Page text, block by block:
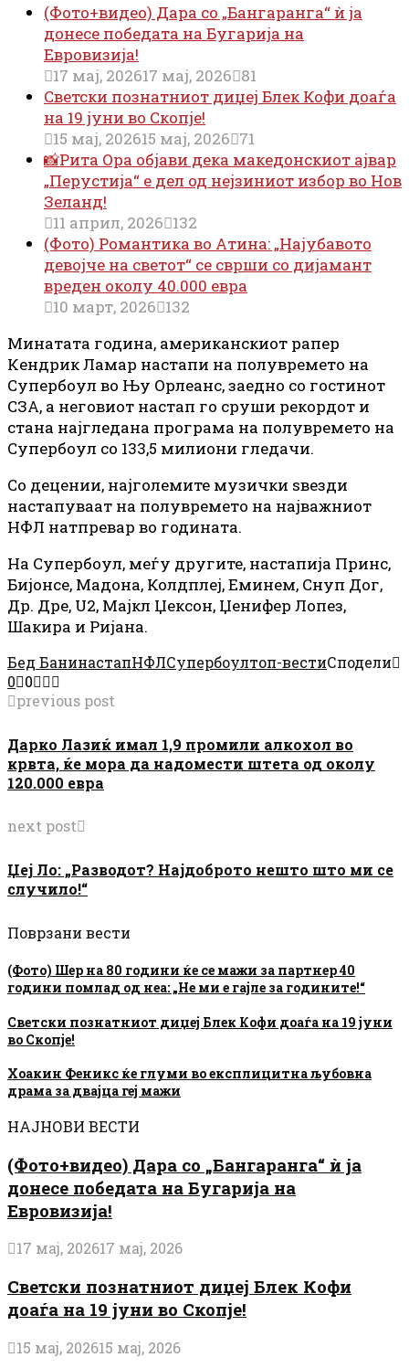
(Фото+видео) Дара со „Бангаранга“ ѝ ја
донесе победата на Бугарија на
Евровизија!
17 мај, 202617 мај, 2026 81
Светски познатниот диџеј Блек Кофи доаѓа
на 19 јуни во Скопје!
15 мај, 202615 мај, 2026 71
📸Рита Ора објави дека македонскиот ајвар
„Перустија“ е дел од нејзиниот избор во Нов
Зеланд!
11 април, 2026 132
(Фото) Романтика во Атина: „Најубавото
девојче на светот“ се сврши со дијамант
вреден околу 40.000 евра
10 март, 2026 132
Минатата година, американскиот рапер
Кендрик Ламар настапи на полувремето на
Супербоул во Њу Орлеанс, заедно со гостинот
СЗА, а неговиот настап го сруши рекордот и
стана најгледана програма на полувремето на
Супербоул со 133,5 милиони гледачи.
Со децении, најголемите музички ѕвезди
настапуваат на полувремето на најважниот
НФЛ натпревар во годината.
На Супербоул, меѓу другите, настапија Принс,
Бијонсе, Мадона, Колдплеј, Еминем, Снуп Дог,
Др. Дре, U2, Мајкл Џексон, Џенифер Лопез,
Шакира и Ријана.
Бед БанинастапНФЛСупербоултоп-вестиСподели
0 0
previous post
Дарко Лазиќ имал 1,9 промили алкохол во
крвта, ќе мора да надомести штета од околу
120.000 евра
next post
Џеј Ло: „Разводот? Најдоброто нешто што ми се
случило!“
Поврзани вести
(Фото) Шер на 80 години ќе се мажи за партнер 40
години помлад од неа: „Не ми е гајле за годините!“
Светски познатниот диџеј Блек Кофи доаѓа на 19 јуни
во Скопје!
Хоакин Феникс ќе глуми во експлицитна љубовна
драма за двајца геј мажи
НАЈНОВИ ВЕСТИ
(Фото+видео) Дара со „Бангаранга“ ѝ ја
донесе победата на Бугарија на
Евровизија!
17 мај, 202617 мај, 2026
Светски познатниот диџеј Блек Кофи
доаѓа на 19 јуни во Скопје!
15 мај, 202615 мај, 2026